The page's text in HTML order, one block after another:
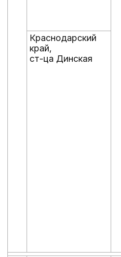
Краснодарский
край,
ст-ца Динская